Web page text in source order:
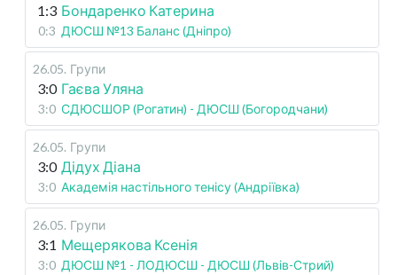
1:3 Бондаренко Катерина
0:3 ДЮСШ №13 Баланс (Дніпро)
26.05. Групи
3:0 Гаєва Уляна
3:0 СДЮСШОР (Рогатин) - ДЮСШ (Богородчани)
26.05. Групи
3:0 Дідух Діана
3:0 Академія настільного тенісу (Андріївка)
26.05. Групи
3:1 Мещерякова Ксенія
3:0 ДЮСШ №1 - ЛОДЮСШ - ДЮСШ (Львів-Стрий)